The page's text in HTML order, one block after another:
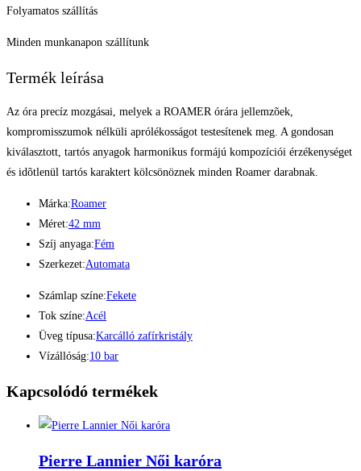
Folyamatos szállítás
Minden munkanapon szállítunk
Termék leírása
Az óra precíz mozgásai, melyek a ROAMER órára jellemzõek,
kompromisszumok nélküli aprólékosságot testesítenek meg. A gondosan
kiválasztott, tartós anyagok harmonikus formájú kompozíciói érzékenységet
és idõtlenül tartós karaktert kölcsönöznek minden Roamer darabnak.
Márka:Roamer
Méret:42 mm
Szíj anyaga:Fém
Szerkezet:Automata
Számlap színe:Fekete
Tok színe:Acél
Üveg típusa:Karcálló zafírkristály
Vízállóság:10 bar
Kapcsolódó termékek
Pierre Lannier Női karóra